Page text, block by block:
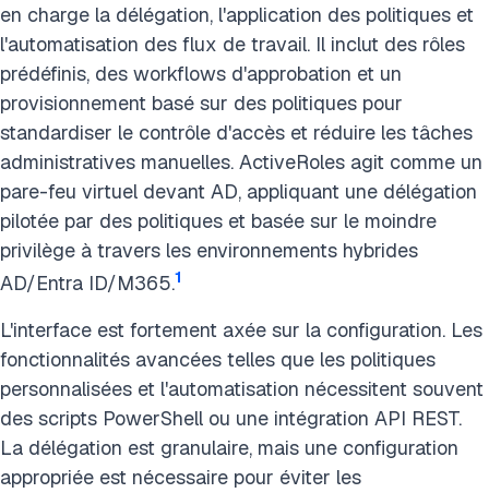
en charge la délégation, l'application des politiques et
l'automatisation des flux de travail. Il inclut des rôles
prédéfinis, des workflows d'approbation et un
provisionnement basé sur des politiques pour
standardiser le contrôle d'accès et réduire les tâches
administratives manuelles. ActiveRoles agit comme un
pare-feu virtuel devant AD, appliquant une délégation
pilotée par des politiques et basée sur le moindre
privilège à travers les environnements hybrides
AD/Entra ID/M365.1
L'interface est fortement axée sur la configuration. Les
fonctionnalités avancées telles que les politiques
personnalisées et l'automatisation nécessitent souvent
des scripts PowerShell ou une intégration API REST.
La délégation est granulaire, mais une configuration
appropriée est nécessaire pour éviter les